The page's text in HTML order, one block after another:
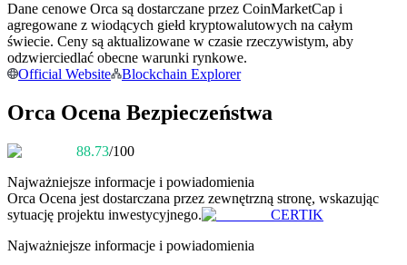
Zostań traderem kopiującym
Ciesz się podziałem zysków i prowizjami z kopiowania
transakcji
Informacja
Dane cenowe Orca są dostarczane przez CoinMarketCap i
agregowane z wiodących giełd kryptowalutowych na całym
świecie. Ceny są aktualizowane w czasie rzeczywistym, aby
odzwierciedlać obecne warunki rynkowe.
Official Website
Blockchain Explorer
Orca Ocena Bezpieczeństwa
88.73/100
Najważniejsze informacje i powiadomienia
Orca Ocena jest dostarczana przez zewnętrzną stronę, wskazując
sytuację projektu inwestycyjnego.
CERTIK
Najważniejsze informacje i powiadomienia